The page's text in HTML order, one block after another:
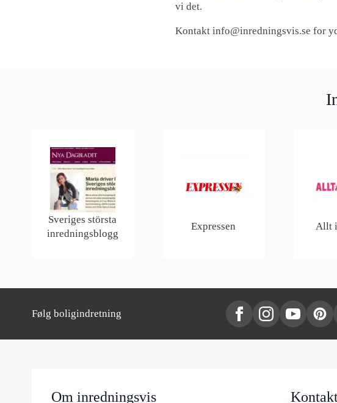
vi det.
Kontakt info@inredningsvis.se for
Sveriges största
inredningsblogg
Expressen Allt i
Følg boligindretning
Om inredningsvis